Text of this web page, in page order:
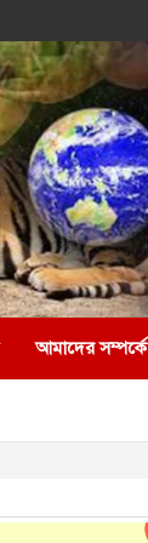
আমাদের সম্পর্কে